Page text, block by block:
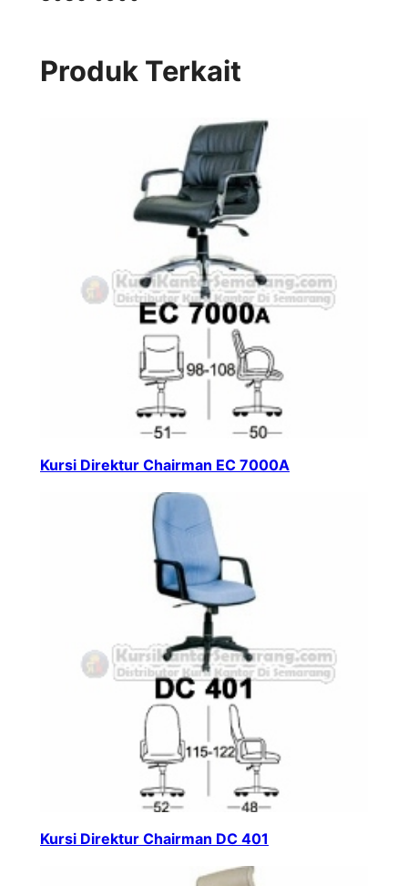
Produk Terkait
Kursi Direktur Chairman EC 7000A
Kursi Direktur Chairman DC 401